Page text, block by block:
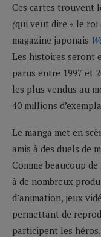
Ces cartes trouvent
(qui veut dire « le roi
magazine japonais
Les histoires seront
parus entre 1997 et
les plus vendus au
40 millions
Le manga met en
amis à des duels de
Comme beaucoup de
à de nombreux
d’animation, jeux
permettant de
participent les